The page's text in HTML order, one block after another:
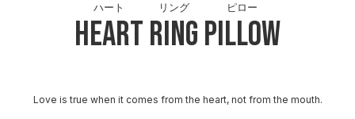
Heart
ハート
Ring
リング
Pillow
ピロー
Love is true when it comes from the heart, not from the mouth.